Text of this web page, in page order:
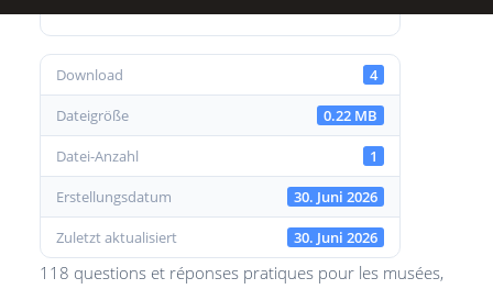
Download 4
Dateigröße 0.22 MB
Datei-Anzahl 1
Erstellungsdatum 30. Juni 2026
Zuletzt aktualisiert 30. Juni 2026
118 questions et réponses pratiques pour les musées,